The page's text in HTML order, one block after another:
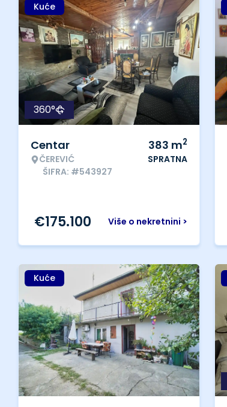
Kuće
360°
Centar
ČEREVIĆ
ŠIFRA: #543927
383 m2
SPRATNA
Više o nekretnini >
€175.100
Kuće